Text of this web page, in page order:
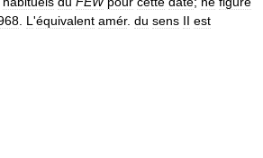
. L'équivalent amér. du sens II est